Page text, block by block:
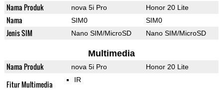
Nama Produk nova 5i Pro Honor 20 Lite
Nama SIM0 SIM0
Jenis SIM Nano SIM/MicroSD Nano SIM/MicroSD
Multimedia
Nama Produk nova 5i Pro Honor 20 Lite
Fitur Multimedia IR